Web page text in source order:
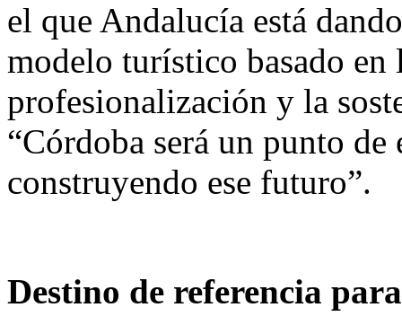
el que Andalucía está
modelo turístico basado
profesionalización y la
“Córdoba será un punto
construyendo ese futuro”.
Destino de referencia